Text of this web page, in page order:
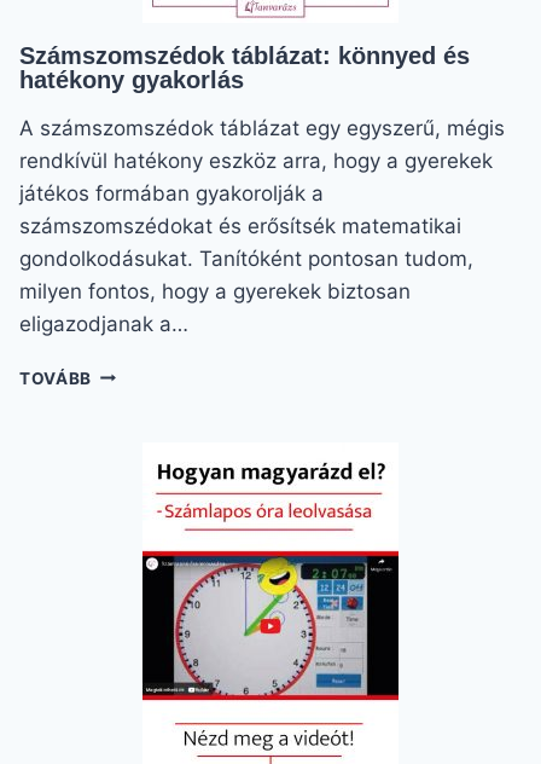
Számszomszédok táblázat: könnyed és
hatékony gyakorlás
A számszomszédok táblázat egy egyszerű, mégis
rendkívül hatékony eszköz arra, hogy a gyerekek
játékos formában gyakorolják a
számszomszédokat és erősítsék matematikai
gondolkodásukat. Tanítóként pontosan tudom,
milyen fontos, hogy a gyerekek biztosan
eligazodjanak a…
TOVÁBB SZÁMSZOMSZÉDOK
HATÉKONY
GYAKORLÁS